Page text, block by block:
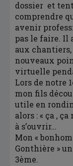
dossier et
comprendre
avenir
pas le faire. Il
aux chantiers,
nouveaux
virtuelle
Lors de notre
mon fils
utile en
alors : « ça ,
à s’ouvrir…
Mon «
Gonthière »
3ème.